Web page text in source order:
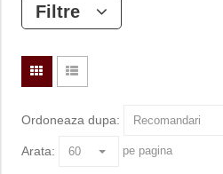
Filtre
Ordoneaza dupa:
Arata: pe pagina